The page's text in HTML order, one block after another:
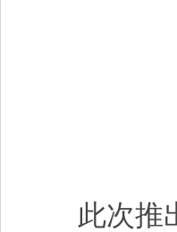
此次推出